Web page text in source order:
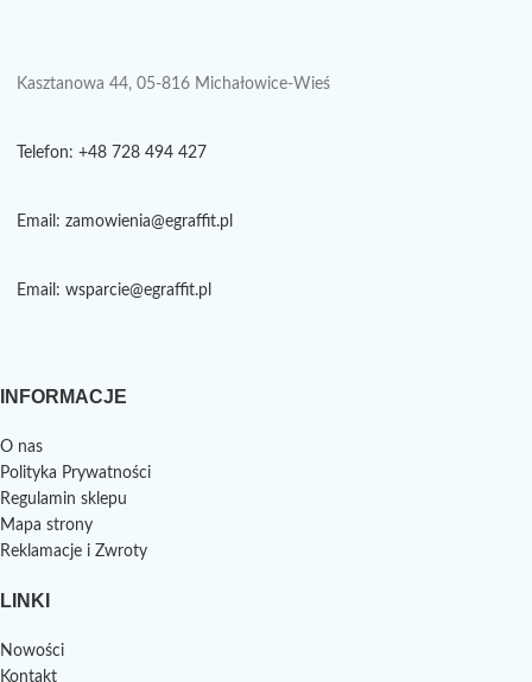
Kasztanowa 44, 05-816 Michałowice-Wieś
Telefon: +48 728 494 427
Email: zamowienia@egraffit.pl
Email: wsparcie@egraffit.pl
INFORMACJE
O nas
Polityka Prywatności
Regulamin sklepu
Mapa strony
Reklamacje i Zwroty
LINKI
Nowości
Kontakt